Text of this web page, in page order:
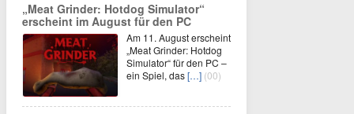
„Meat Grinder: Hotdog Simulator“
erscheint im August für den PC
Am 11. August erscheint
„Meat Grinder: Hotdog
Simulator“ für den PC –
ein Spiel, das[…] (00)